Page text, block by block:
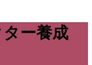
ー養成